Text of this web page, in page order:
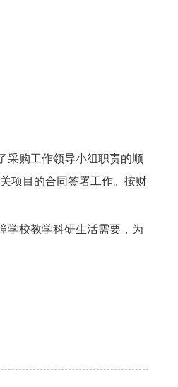
采购工作领导小组职责的顺
项目的合同签署工作。按财
学校教学科研生活需要，为